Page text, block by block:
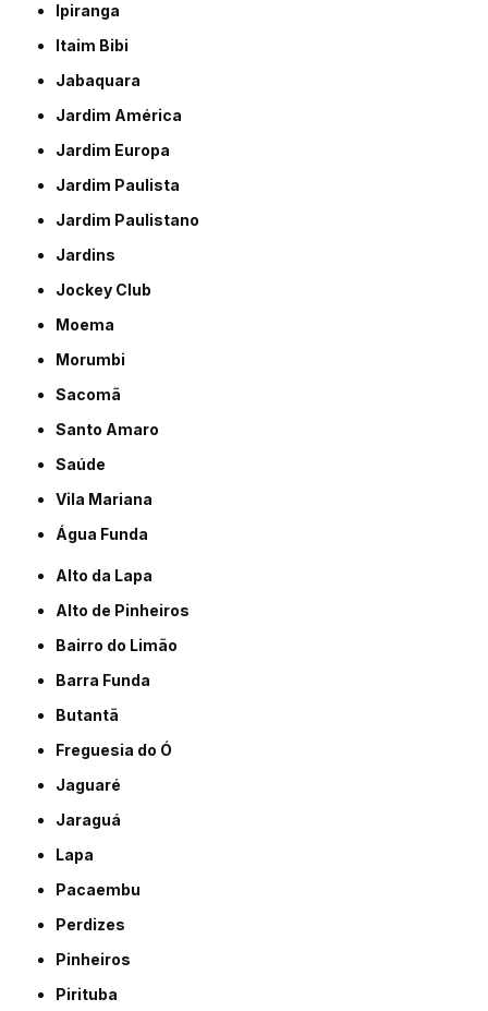
Ipiranga
Itaim Bibi
Jabaquara
Jardim América
Jardim Europa
Jardim Paulista
Jardim Paulistano
Jardins
Jockey Club
Moema
Morumbi
Sacomã
Santo Amaro
Saúde
Vila Mariana
Água Funda
Alto da Lapa
Alto de Pinheiros
Bairro do Limão
Barra Funda
Butantã
Freguesia do Ó
Jaguaré
Jaraguá
Lapa
Pacaembu
Perdizes
Pinheiros
Pirituba